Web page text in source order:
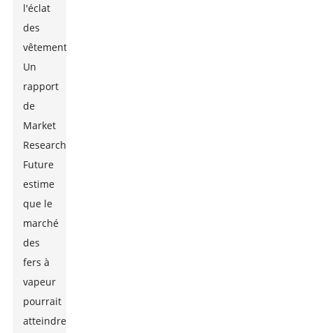
l'éclat
des
vêtements.
Un
rapport
de
Market
Research
Future
estime
que le
marché
des
fers à
vapeur
pourrait
atteindre